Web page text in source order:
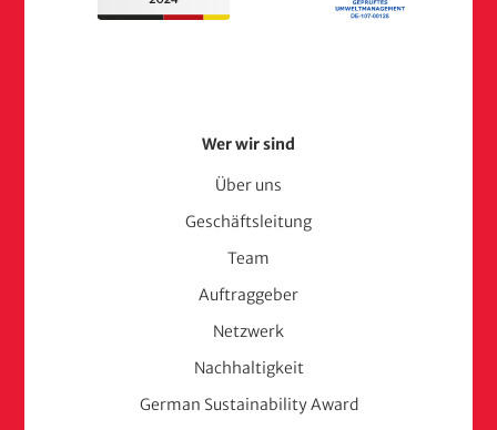
Wer wir sind
Über uns
Geschäftsleitung
Team
Auftraggeber
Netzwerk
Nachhaltigkeit
German Sustainability Award